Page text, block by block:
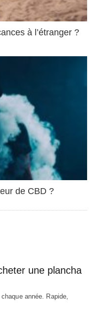
à l’étranger ?
de CBD ?
une plancha
année. Rapide,